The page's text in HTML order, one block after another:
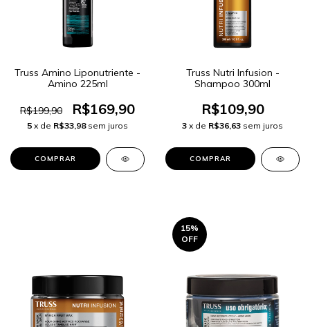
Truss Amino Liponutriente -
Amino 225ml
R$199,90 R$169,90
5 x de R$33,98 sem juros
Truss Nutri Infusion -
Shampoo 300ml
R$109,90
3 x de R$36,63 sem juros
15%
OFF